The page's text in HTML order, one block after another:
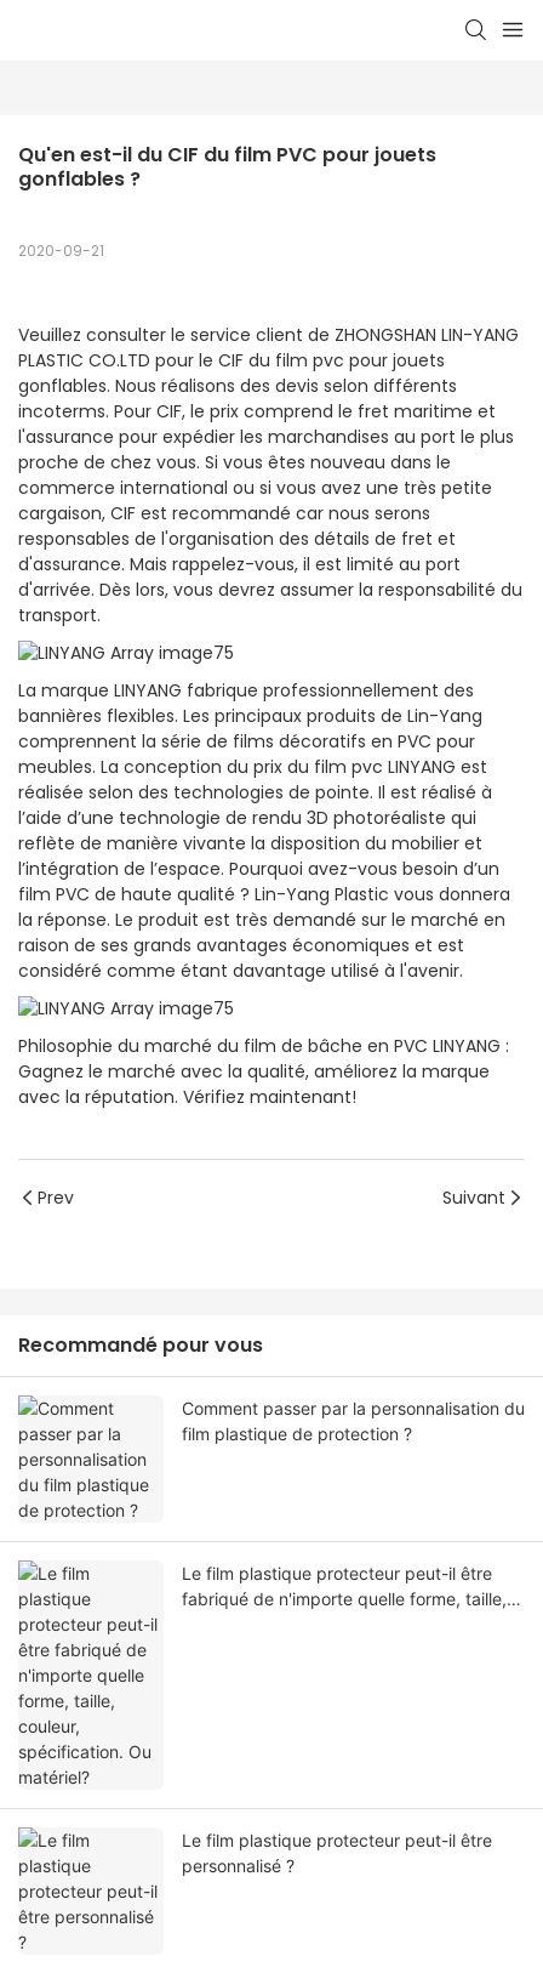
Qu'en est-il du CIF du film PVC pour jouets
gonflables ?
2020-09-21
Veuillez consulter le service client de ZHONGSHAN LIN-YANG
PLASTIC CO.LTD pour le CIF du film pvc pour jouets
gonflables. Nous réalisons des devis selon différents
incoterms. Pour CIF, le prix comprend le fret maritime et
l'assurance pour expédier les marchandises au port le plus
proche de chez vous. Si vous êtes nouveau dans le
commerce international ou si vous avez une très petite
cargaison, CIF est recommandé car nous serons
responsables de l'organisation des détails de fret et
d'assurance. Mais rappelez-vous, il est limité au port
d'arrivée. Dès lors, vous devrez assumer la responsabilité du
transport.
La marque LINYANG fabrique professionnellement des
bannières flexibles. Les principaux produits de Lin-Yang
comprennent la série de films décoratifs en PVC pour
meubles. La conception du prix du film pvc LINYANG est
réalisée selon des technologies de pointe. Il est réalisé à
l’aide d’une technologie de rendu 3D photoréaliste qui
reflète de manière vivante la disposition du mobilier et
l’intégration de l’espace. Pourquoi avez-vous besoin d’un
film PVC de haute qualité ? Lin-Yang Plastic vous donnera
la réponse. Le produit est très demandé sur le marché en
raison de ses grands avantages économiques et est
considéré comme étant davantage utilisé à l'avenir.
Philosophie du marché du film de bâche en PVC LINYANG :
Gagnez le marché avec la qualité, améliorez la marque
avec la réputation. Vérifiez maintenant!
Prev Suivant
Recommandé pour vous
Comment passer par la personnalisation du
film plastique de protection ?
Le film plastique protecteur peut-il être
fabriqué de n'importe quelle forme, taille,
Le film plastique protecteur peut-il être
personnalisé ?